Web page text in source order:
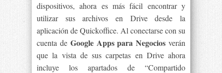
dispositivos, ahora es más fácil encontrar y
utilizar sus archivos en Drive desde la
aplicación de Quickoffice. Al conectarse con su
cuenta de Google Apps para Negociosverán
que la vista de sus carpetas en Drive ahora
incluye los apartados de “Compartido